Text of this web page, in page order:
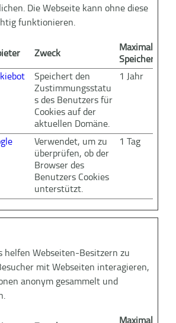
Die Webseite kann ohne diese
funktionieren.
Zweck
Maximale
Speichert den
Zustimmungsstatu
s des Benutzers für
Cookies auf der
aktuellen Domäne.
1 Jahr
Verwendet, um zu
überprüfen, ob der
Browser des
Benutzers Cookies
unterstützt.
1 Tag
helfen Webseiten-Besitzern zu
mit Webseiten interagieren,
anonym gesammelt und